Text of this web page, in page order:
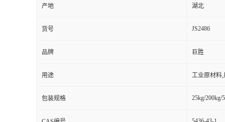
产地 湖北
货号 JS2486
品牌 巨胜
用途 工业原材料
包装规格 25kg/200kg/